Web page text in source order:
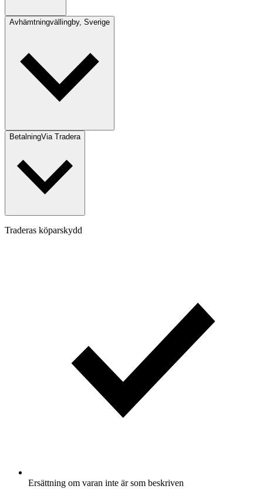
Avhämtningvällingby, Sverige
BetalningVia Tradera
Traderas köparskydd
Ersättning om varan inte är som beskriven